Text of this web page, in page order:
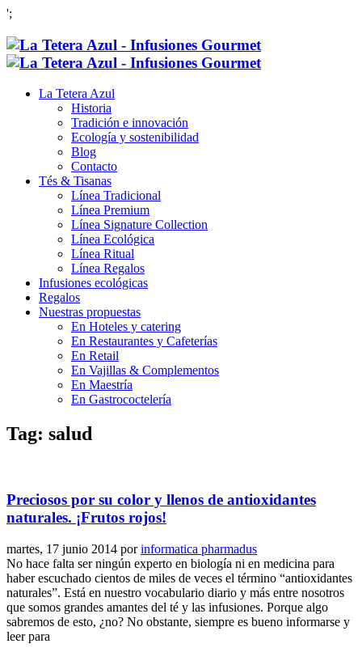
';
La Tetera Azul
Historia
Tradición e innovación
Ecología y sostenibilidad
Blog
Contacto
Tés & Tisanas
Línea Tradicional
Línea Premium
Línea Signature Collection
Línea Ecológica
Línea Ritual
Línea Regalos
Infusiones ecológicas
Regalos
Nuestras propuestas
En Hoteles y catering
En Restaurantes y Cafeterías
En Retail
En Vajillas & Complementos
En Maestría
En Gastrococtelería
Tag: salud
Preciosos por su color y llenos de antioxidantes
naturales. ¡Frutos rojos!
martes, 17 junio 2014 porinformatica pharmadus
No hace falta ser ningún experto en biología ni en medicina para
haber escuchado cientos de miles de veces el término “antioxidantes
naturales”. Está en nuestro vocabulario diario y más entre nosotros
que somos grandes amantes del té y las infusiones. Porque algo
sabremos de esto, ¿no? No obstante, siempre es bueno informarse y
leer para